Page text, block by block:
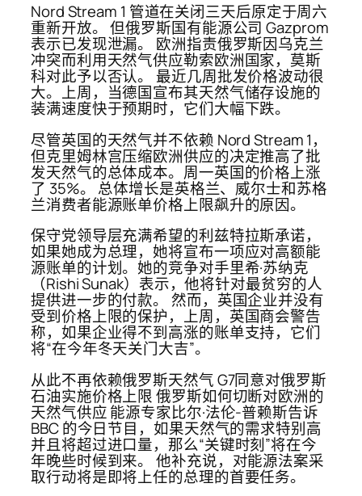
Nord Stream 1 管道在关闭三天后原定于周六
重新开放。 但俄罗斯国有能源公司 Gazprom
表示已发现泄漏。 欧洲指责俄罗斯因乌克兰
冲突而利用天然气供应勒索欧洲国家，莫斯
科对此予以否认。 最近几周批发价格波动很
大。上周，当德国宣布其天然气储存设施的
装满速度快于预期时，它们大幅下跌。
尽管英国的天然气并不依赖 Nord Stream 1，
但克里姆林宫压缩欧洲供应的决定推高了批
发天然气的总体成本。周一英国的价格上涨
了 35%。 总体增长是英格兰、威尔士和苏格
兰消费者能源账单价格上限飙升的原因。
保守党领导层充满希望的利兹特拉斯承诺，
如果她成为总理，她将宣布一项应对高额能
源账单的计划。她的竞争对手里希·苏纳克
（Rishi Sunak）表示，他将针对最贫穷的人
提供进一步的付款。 然而，英国企业并没有
受到价格上限的保护，上周，英国商会警告
称，如果企业得不到高涨的账单支持，它们
将“在今年冬天关门大吉”。
从此不再依赖俄罗斯天然气 G7同意对俄罗斯
石油实施价格上限 俄罗斯如何切断对欧洲的
天然气供应 能源专家比尔·法伦-普赖斯告诉
BBC 的今日节目，如果天然气的需求特别高
并且将超过进口量，那么“关键时刻”将在今
年晚些时候到来。 他补充说，对能源法案采
取行动将是即将上任的总理的首要任务。